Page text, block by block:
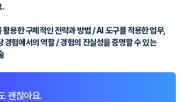
.
용한 구체적인 전략과 방법 / AI 도구를 적용한 업무,
경험에서의 역할 / 경험의 진실성을 증명할 수 있는
괜찮아요.